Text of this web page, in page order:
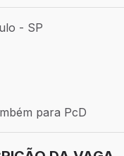
São Paulo - SP
- SP
Efetivo
Híbrido
para PcD
para PcD